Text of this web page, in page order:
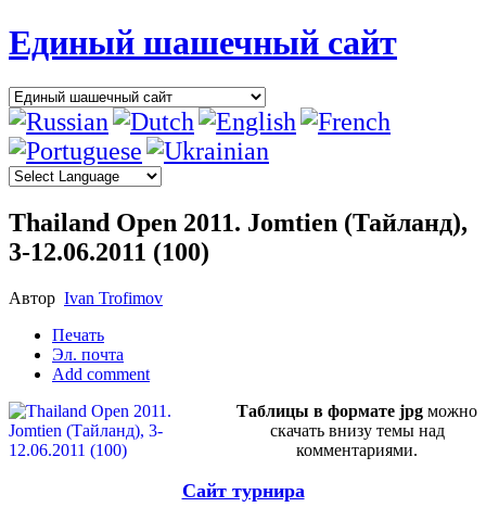
Единый шашечный сайт
Thailand Open 2011. Jomtien (Тайланд),
3-12.06.2011 (100)
Автор Ivan Trofimov
Печать
Эл. почта
Add comment
Таблицы в формате jpg можно
скачать внизу темы над
комментариями.
Сайт турнира